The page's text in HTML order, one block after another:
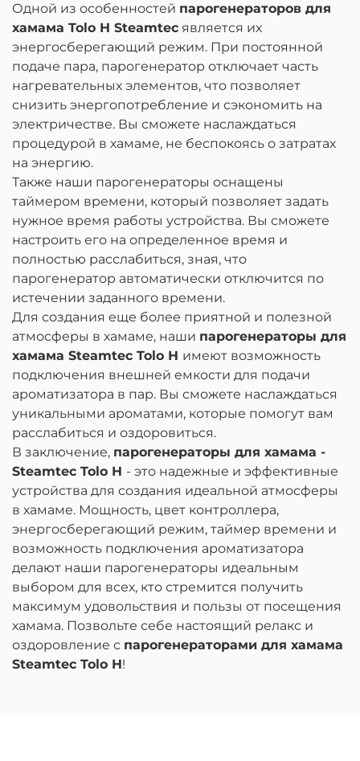
Одной из особенностей парогенераторов для
хамама Tolo Н Steamtec является их
энергосберегающий режим. При постоянной
подаче пара, парогенератор отключает часть
нагревательных элементов, что позволяет
снизить энергопотребление и сэкономить на
электричестве. Вы сможете наслаждаться
процедурой в хамаме, не беспокоясь о затратах
на энергию.
Также наши парогенераторы оснащены
таймером времени, который позволяет задать
нужное время работы устройства. Вы сможете
настроить его на определенное время и
полностью расслабиться, зная, что
парогенератор автоматически отключится по
истечении заданного времени.
Для создания еще более приятной и полезной
атмосферы в хамаме, наши парогенераторы для
хамама Steamtec Tolo Н имеют возможность
подключения внешней емкости для подачи
ароматизатора в пар. Вы сможете наслаждаться
уникальными ароматами, которые помогут вам
расслабиться и оздоровиться.
В заключение, парогенераторы для хамама -
Steamtec Tolo Н - это надежные и эффективные
устройства для создания идеальной атмосферы
в хамаме. Мощность, цвет контроллера,
энергосберегающий режим, таймер времени и
возможность подключения ароматизатора
делают наши парогенераторы идеальным
выбором для всех, кто стремится получить
максимум удовольствия и пользы от посещения
хамама. Позвольте себе настоящий релакс и
оздоровление с парогенераторами для хамама
Steamtec Tolo Н!